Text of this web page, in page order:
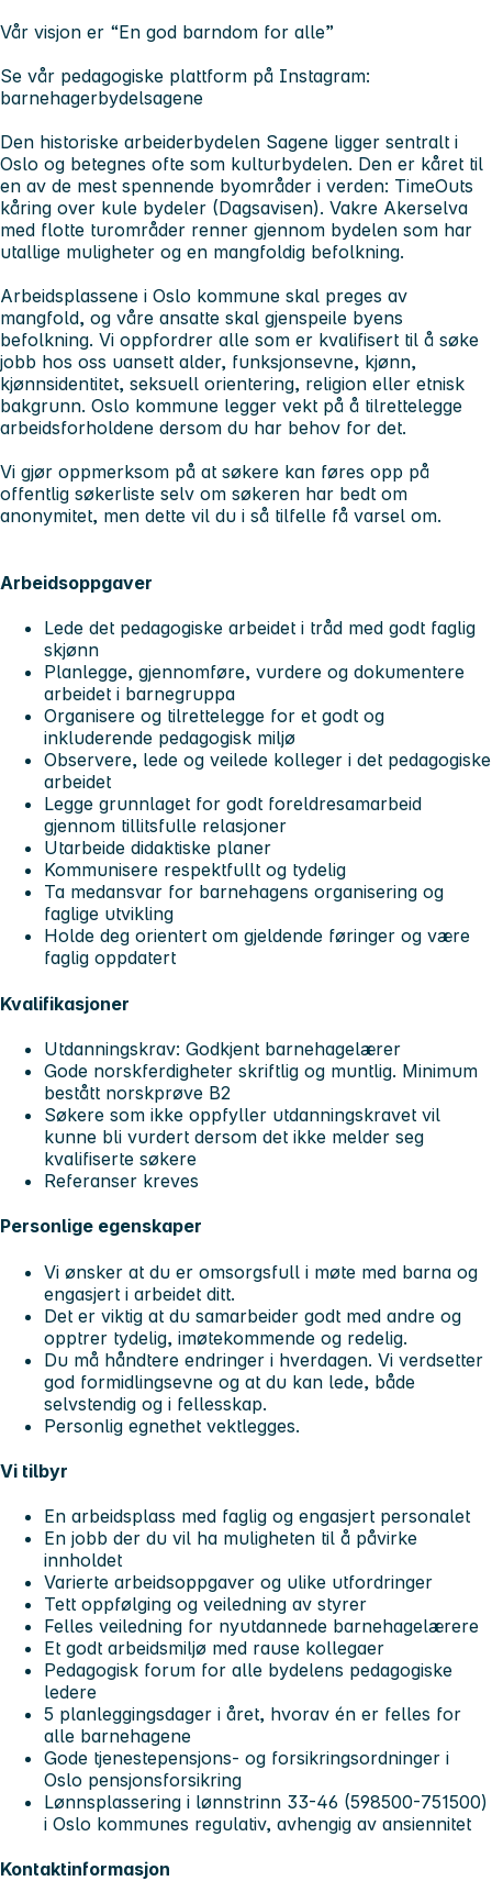
Vår visjon er “En god barndom for alle”
Se vår pedagogiske plattform på Instagram:
barnehagerbydelsagene
Den historiske arbeiderbydelen Sagene ligger sentralt i
Oslo og betegnes ofte som kulturbydelen. Den er kåret til
en av de mest spennende byområder i verden: TimeOuts
kåring over kule bydeler (Dagsavisen). Vakre Akerselva
med flotte turområder renner gjennom bydelen som har
utallige muligheter og en mangfoldig befolkning.
Arbeidsplassene i Oslo kommune skal preges av
mangfold, og våre ansatte skal gjenspeile byens
befolkning. Vi oppfordrer alle som er kvalifisert til å søke
jobb hos oss uansett alder, funksjonsevne, kjønn,
kjønnsidentitet, seksuell orientering, religion eller etnisk
bakgrunn. Oslo kommune legger vekt på å tilrettelegge
arbeidsforholdene dersom du har behov for det.
Vi gjør oppmerksom på at søkere kan føres opp på
offentlig søkerliste selv om søkeren har bedt om
anonymitet, men dette vil du i så tilfelle få varsel om.
Arbeidsoppgaver
Lede det pedagogiske arbeidet i tråd med godt faglig
skjønn
Planlegge, gjennomføre, vurdere og dokumentere
arbeidet i barnegruppa
Organisere og tilrettelegge for et godt og
inkluderende pedagogisk miljø
Observere, lede og veilede kolleger i det pedagogiske
arbeidet
Legge grunnlaget for godt foreldresamarbeid
gjennom tillitsfulle relasjoner
Utarbeide didaktiske planer
Kommunisere respektfullt og tydelig
Ta medansvar for barnehagens organisering og
faglige utvikling
Holde deg orientert om gjeldende føringer og være
faglig oppdatert
Kvalifikasjoner
Utdanningskrav: Godkjent barnehagelærer
Gode norskferdigheter skriftlig og muntlig. Minimum
bestått norskprøve B2
Søkere som ikke oppfyller utdanningskravet vil
kunne bli vurdert dersom det ikke melder seg
kvalifiserte søkere
Referanser kreves
Personlige egenskaper
Vi ønsker at du er omsorgsfull i møte med barna og
engasjert i arbeidet ditt.
Det er viktig at du samarbeider godt med andre og
opptrer tydelig, imøtekommende og redelig.
Du må håndtere endringer i hverdagen. Vi verdsetter
god formidlingsevne og at du kan lede, både
selvstendig og i fellesskap.
Personlig egnethet vektlegges.
Vi tilbyr
En arbeidsplass med faglig og engasjert personalet
En jobb der du vil ha muligheten til å påvirke
innholdet
Varierte arbeidsoppgaver og ulike utfordringer
Tett oppfølging og veiledning av styrer
Felles veiledning for nyutdannede barnehagelærere
Et godt arbeidsmiljø med rause kollegaer
Pedagogisk forum for alle bydelens pedagogiske
ledere
5 planleggingsdager i året, hvorav én er felles for
alle barnehagene
Gode tjenestepensjons- og forsikringsordninger i
Oslo pensjonsforsikring
Lønnsplassering i lønnstrinn 33-46 (598500-751500)
i Oslo kommunes regulativ, avhengig av ansiennitet
Kontaktinformasjon